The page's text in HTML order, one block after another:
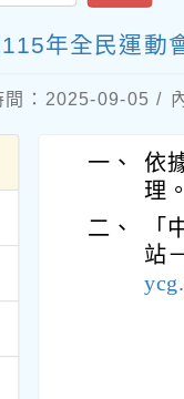
年全民運動
：2025-09-05 /
一、
依
理。
二、
「
站